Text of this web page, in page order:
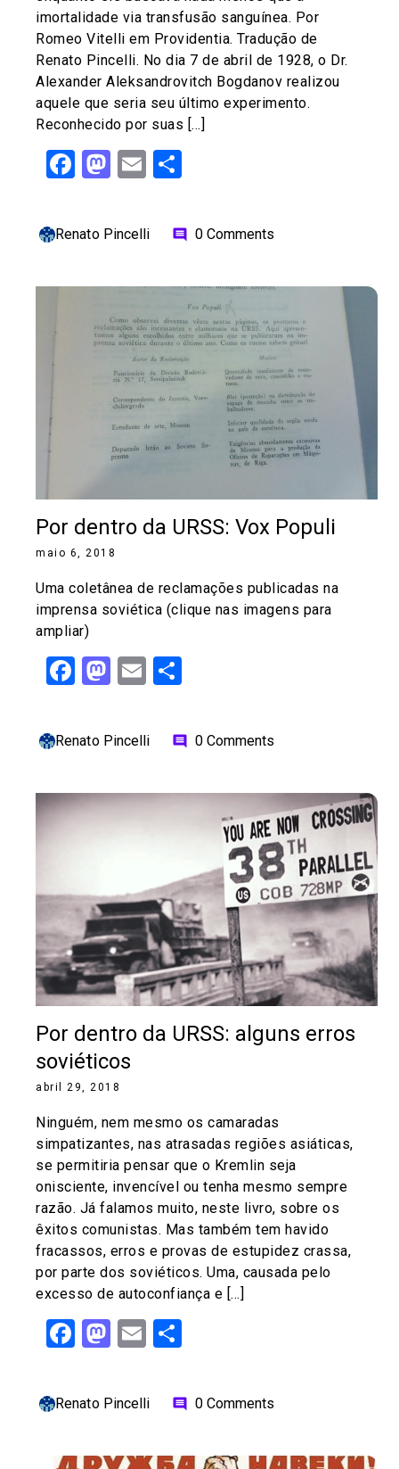
imortalidade via transfusão sanguínea. Por
Romeo Vitelli em Providentia. Tradução de
Renato Pincelli. No dia 7 de abril de 1928, o Dr.
Alexander Aleksandrovitch Bogdanov realizou
aquele que seria seu último experimento.
Reconhecido por suas […]
Facebook
Mastodon
Email
Renato Pincelli comment 0 Comments
Por dentro da URSS: Vox Populi
maio 6, 2018
Uma coletânea de reclamações publicadas na
imprensa soviética (clique nas imagens para
ampliar)
Facebook
Mastodon
Email
Renato Pincelli comment 0 Comments
Por dentro da URSS: alguns erros
soviéticos
abril 29, 2018
Ninguém, nem mesmo os camaradas
simpatizantes, nas atrasadas regiões asiáticas,
se permitiria pensar que o Kremlin seja
onisciente, invencível ou tenha mesmo sempre
razão. Já falamos muito, neste livro, sobre os
êxitos comunistas. Mas também tem havido
fracassos, erros e provas de estupidez crassa,
por parte dos soviéticos. Uma, causada pelo
excesso de autoconfiança e […]
Facebook
Mastodon
Email
Renato Pincelli comment 0 Comments